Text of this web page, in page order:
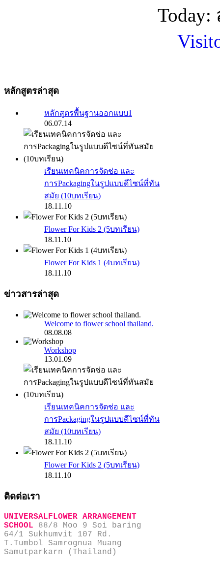
Today:
หลักสูตรล่าสุด
หลักสูตรพื้นฐานออกแบบ1
06.07.14
เรียนเทคนิคการจัดช่อ และ
การPackagingในรูปแบบดีไซน์ที่ทัน
สมัย (10บทเรียน)
18.11.10
Flower For Kids 2 (5บทเรียน)
18.11.10
Flower For Kids 1 (4บทเรียน)
18.11.10
ข่าวสารล่าสุด
Welcome to flower school thailand.
08.08.08
Workshop
13.01.09
เรียนเทคนิคการจัดช่อ และ
การPackagingในรูปแบบดีไซน์ที่ทัน
สมัย (10บทเรียน)
18.11.10
Flower For Kids 2 (5บทเรียน)
18.11.10
ติดต่อเรา
UNIVERSALFLOWER ARRANGEMENT
SCHOOL
88/8 Moo 9 Soi baring
64/1 Sukhumvit 107 Rd.
T.Tumbol Samrognua Muang
Samutparkarn (Thailand)